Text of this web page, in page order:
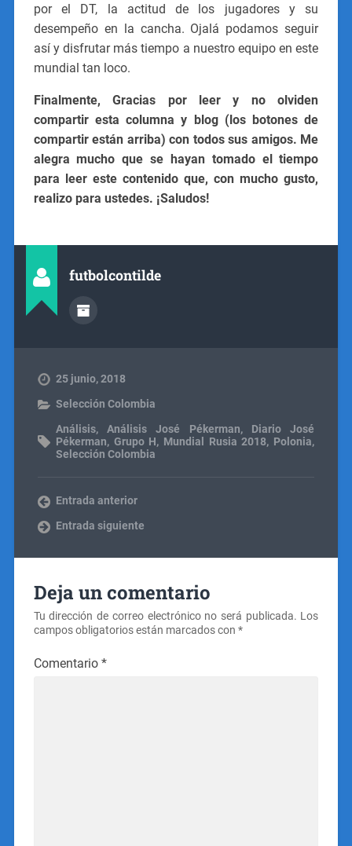
por el DT, la actitud de los jugadores y su
desempeño en la cancha. Ojalá podamos seguir
así y disfrutar más tiempo a nuestro equipo en este
mundial tan loco.
Finalmente, Gracias por leer y no olviden
compartir esta columna y blog (los botones de
compartir están arriba) con todos sus amigos. Me
alegra mucho que se hayan tomado el tiempo
para leer este contenido que, con mucho gusto,
realizo para ustedes. ¡Saludos!
futbolcontilde
25 junio, 2018
Selección Colombia
Análisis,Análisis José Pékerman, Diario José
Pékerman, Grupo H, Mundial Rusia 2018, Polonia,
Selección Colombia
Entrada anterior
Entrada siguiente
Deja un comentario
Tu dirección de correo electrónico no será publicada. Los
campos obligatorios están marcados con *
Comentario *